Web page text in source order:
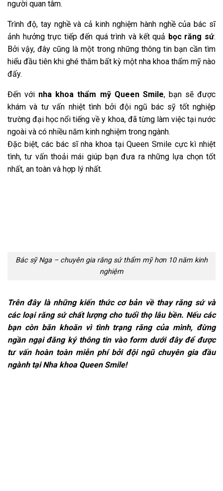
người quan tâm.
Trình độ, tay nghề và cả kinh nghiệm hành nghề của bác sĩ
ảnh hưởng trực tiếp đến quá trình và kết quả bọc răng sứ.
Bởi vậy, đây cũng là một trong những thông tin bạn cần tìm
hiểu đầu tiên khi ghé thăm bất kỳ một nha khoa thẩm mỹ nào
đấy.
Đến với nha khoa thẩm mỹ Queen Smile, bạn sẽ được
khám và tư vấn nhiệt tình bởi đội ngũ bác sỹ tốt nghiệp
trường đại học nổi tiếng về y khoa, đã từng làm việc tại nước
ngoài và có nhiều năm kinh nghiệm trong ngành.
Đặc biệt, các bác sĩ nha khoa tại Queen Smile cực kì nhiệt
tình, tư vấn thoải mái giúp bạn đưa ra những lựa chọn tốt
nhất, an toàn và hợp lý nhất.
Bác sỹ Nga – chuyên gia răng sứ thẩm mỹ hơn 10 năm kinh
nghiệm
Trên đây là những kiến thức cơ bản về thay răng sứ và
các loại răng sứ chất lượng cho tuổi thọ lâu bền. Nếu các
bạn còn băn khoăn vì tình trạng răng của mình, đừng
ngần ngại đăng ký thông tin vào form dưới đây để được
tư vấn hoàn toàn miễn phí bởi đội ngũ chuyên gia đầu
ngành tại Nha khoa Queen Smile!